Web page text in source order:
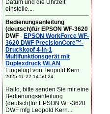
Datum und die Uhrzeit
einstelle....
Bedienungsanleitung
(deutsch)für EPSON WF-3620
DWF - EPSON WorkForce WF-
3620 DWF PrecisionCore™-
Druckkopf 4-in-1
Multifunktionsgerät mit
Duplexdruck WLAN
Eingefügt von: leopold Kern
2025-11-22 14:50:24
Hallo, bitte senden Sie mir eine
Bedienungsanleitung
(deutsch)für EPSON WF-3620
DWF mfg Leopold Kern...